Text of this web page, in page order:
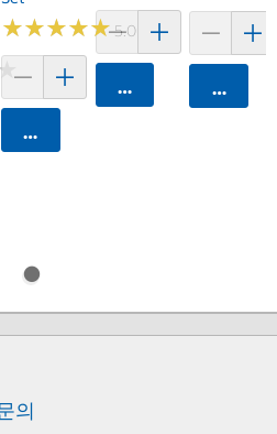
★★★★★
★★★★★5.0 (2)
카트에 담기
카트에 담기 카트에
의